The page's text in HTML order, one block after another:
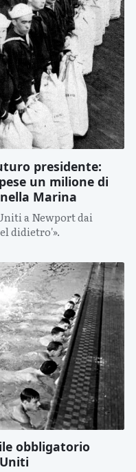
presidente:
un milione di
Marina
a Newport dai
didietro'».
obbligatorio